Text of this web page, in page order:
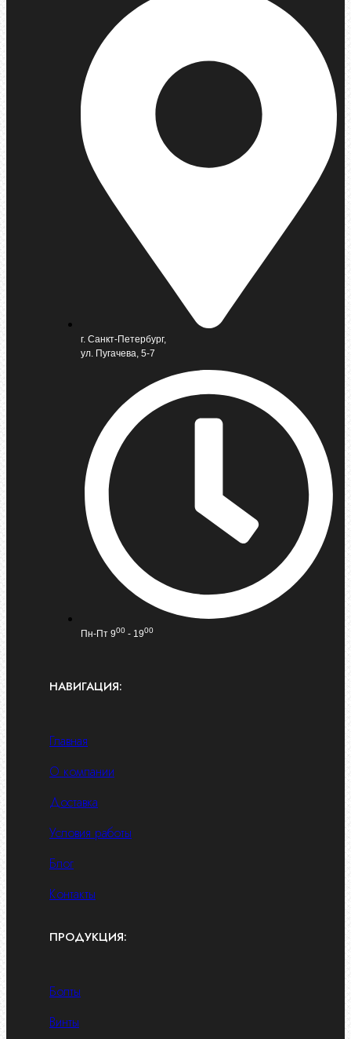
г. Санкт-Петербург,
ул. Пугачева, 5-7
Пн-Пт 900 - 1900
НАВИГАЦИЯ:
Главная
О компании
Доставка
Условия работы
Блог
Контакты
ПРОДУКЦИЯ:
Болты
Винты